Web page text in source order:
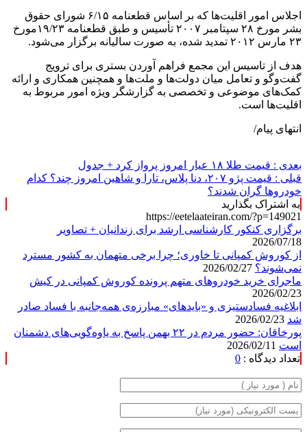
اجلاس امور اقلیت‌ها که بر اساس قطعنامه ۶/۱۵ شورای حقوق
بشر مورخ ۲۸ سپتامبر ۲۰۰۷ تأسیس و طبق قطعنامه ۱۹/۲۳مورخ
۲۳ مارس ۲۰۱۲ تمدید شده، به صورت سالیانه برگزار می‌‌شود.
هدف از تاسیس این مجمع فراهم آوردن بستری برای ترویج
گفت‌وگو و تعامل میان دولت‌ها و ملت‌ها و همچنین همکاری و ارائه
کمک‌های موضوعی و تخصصی به گزارشگر ویژه امور مربوط به
اقلیت‌ها است.
انتهای پیام/
بعدی : قیمت طلا ۱۸ عیار امروز پرواز کرد + جدول
قبلی :
قیمت پژو ۲۰۷، دنا پلاس، تارا و شاهین امروز چند؟ کدام
خودروها گران شدند؟
به اشتراک بگذارید
https://eetelaateiran.com/?p=149021
برگزاری کنکور کارشناسی ارشد برای زندانیان + تصاویر
2026/07/18
از کوروش کمپانی تا خاوری؛ چرا برخی متهمان به کشور مسترد
نمی‌شوند؟
ماجرای خرید خودروهای متهم پرونده کوروش کمپانی در کیش
2026/02/23
ابلاغیه فسادستیزی و «بایدهای» مبارزه‌ی همه‌جانبه با فساد صادر
شد
پورخاقان: حضور مردم در ۲۲ بهمن پاسخ به یاوه‌گویی‌های دشمنان
است
تعداد دیدگاه : 0